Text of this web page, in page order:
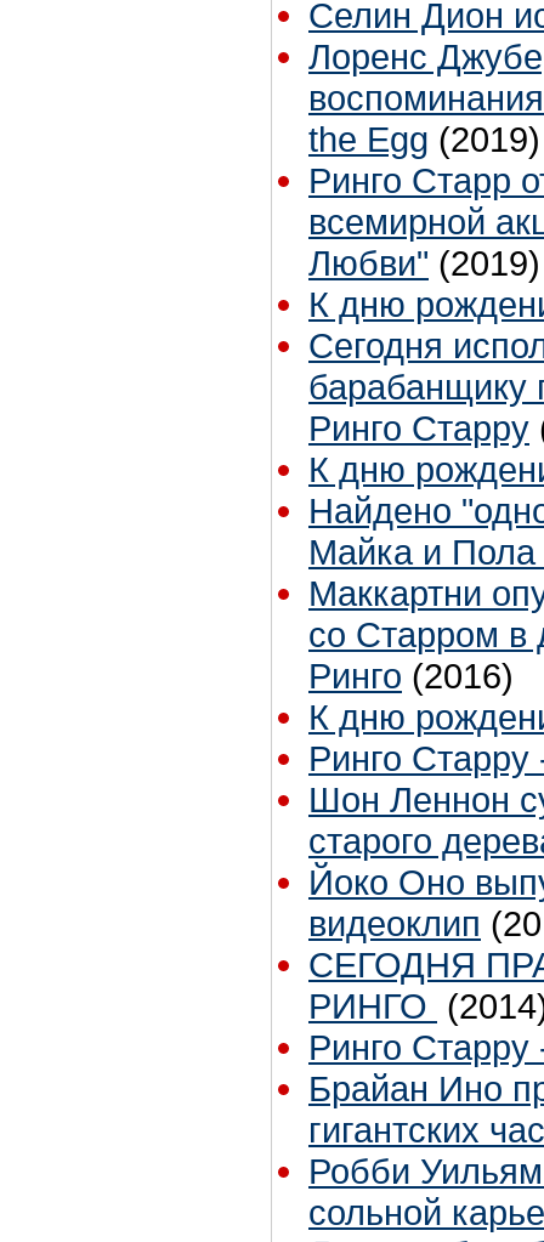
Селин Дион
Лоренс
the Egg (2019)
Ринго Старр
всемирной
Любви" (2019)
К дню
Сегодня
барабанщику
Ринго Старру
К дню
Найдено
Майка и Пола
Маккартни
со Старром в
Ринго (2016)
К дню
Ринго Старру
Шон Леннон
старого
Йоко Оно
видеоклип
СЕГОДНЯ
РИНГО
Ринго Старру
Брайан Ино
гигантских
Робби
сольной